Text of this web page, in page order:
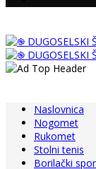
Naslovnica
Nogomet
Rukomet
Stolni tenis
Borilački